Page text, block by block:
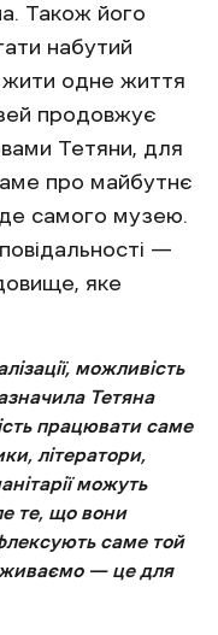
Також його
набутий
одне життя
продовжує
Тетяни, для
про майбутнє
самого музею.
—
яке
можливість
Тетяна
працювати саме
літератори,
можуть
те, що вони
саме той
— це для